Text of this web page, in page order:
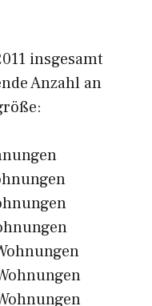
insgesamt
Anzahl an